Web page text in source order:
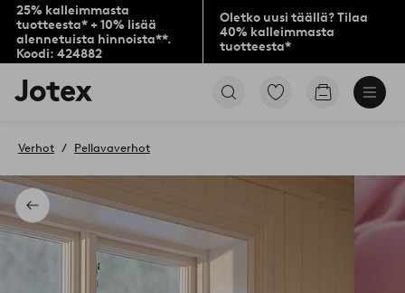
25% kalleimmasta
tuotteesta* + 10% lisää
alennetuista hinnoista**.
Koodi: 424882
Oletko uusi täällä? Tilaa
40% kalleimmasta
tuotteesta*
Jotex-
logo
aloitussivulle
Siirry
Siirry
Takaisin
Verhot Pellavaverhot